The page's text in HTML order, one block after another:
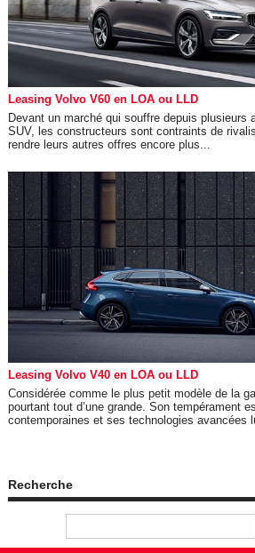
Leasing Volvo V60 en LOA ou LLD
Devant un marché qui souffre depuis plusieurs
SUV, les constructeurs sont contraints de
rendre leurs autres offres encore plus...
Leasing Volvo V40 en LOA ou LLD
Considérée comme le plus petit modèle de la
pourtant tout d’une grande. Son tempérament
contemporaines et ses technologies avancées
Recherche